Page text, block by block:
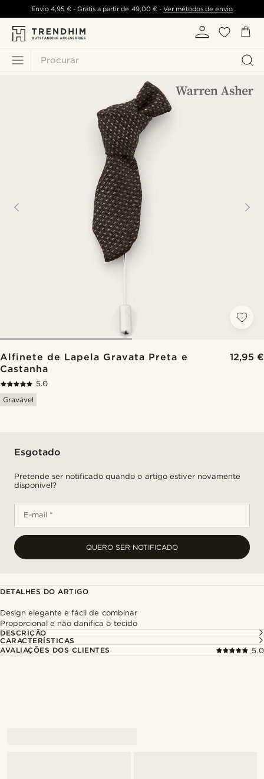
Procurar
Envio 4,95 €- Grátis a partir de 49,00 €- Ver métodos de envio
Alfinete de Lapela Gravata Preta e
Castanha
12,95 €
5.0
Gravável
Esgotado
Pretende ser notificado quando o artigo estiver novamente
disponível?
E-mail *
QUERO SER NOTIFICADO
DETALHES DO ARTIGO
Design elegante e fácil de combinar
Proporcional e não danifica o tecido
DESCRIÇÃO
CARACTERÍSTICAS
AVALIAÇÕES DOS CLIENTES
5.0